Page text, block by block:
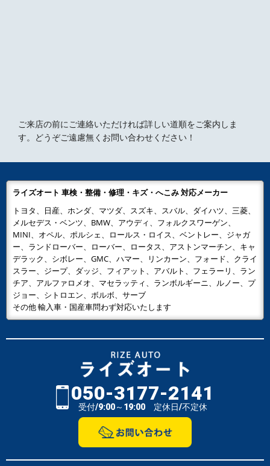
ご来店の前にご連絡いただければ詳しい道順をご案内しま
す。どうぞご遠慮無くお問い合わせください！
ライズオート 車検・整備・修理・キズ・へこみ 対応メーカー
トヨタ、日産、ホンダ、マツダ、スズキ、スバル、ダイハツ、三菱、
メルセデス・ベンツ、BMW、アウディ、フォルクスワーゲン、
MINI、オペル、ポルシェ、ロールス・ロイス、ベントレー、ジャガ
ー、ランドローバー、ローバー、ロータス、アストンマーチン、キャ
デラック、シボレー、GMC、ハマー、リンカーン、フォード、クライ
スラー、ジープ、ダッジ、フィアット、アバルト、フェラーリ、ラン
チア、アルファロメオ、マセラッティ、ランボルギーニ、ルノー、プ
ジョー、シトロエン、ボルボ、サーブ
その他 輸入車・国産車問わず対応いたします
050-3177-2141
受付/9:00～19:00 定休日/不定休